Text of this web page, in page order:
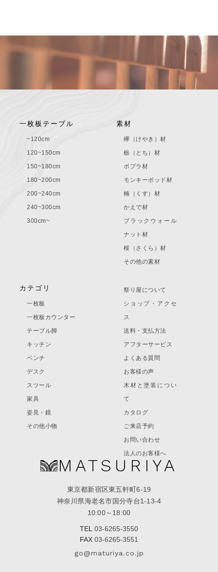
MATSURIYA
東京都新宿区東五軒町6-19
神奈川県海老名市国分寺台1-13-4
10:00～18:00
TEL 03-6265-3550
FAX 03-6265-3551
go@maturiya.co.jp
一枚板テーブル
~120cm
120~150cm
150~180cm
180~200cm
200~240cm
240~300cm
300cm~
素材
欅（けやき）材
栃（とち）材
ポプラ材
モンキーポッド材
楠（くす）材
かえで材
ブラックウォール
ナット材
桜（さくら）材
その他の素材
カテゴリ
一枚板
一枚板カウンター
テーブル脚
キッチン
ベンチ
デスク
スツール
家具
姿見・鏡
その他小物
祭り屋について
ショップ・アクセ
ス
送料・支払方法
アフターサービス
よくある質問
お客様の声
木材と塗装につい
て
カタログ
ご来店予約
お問い合わせ
法人のお客様へ